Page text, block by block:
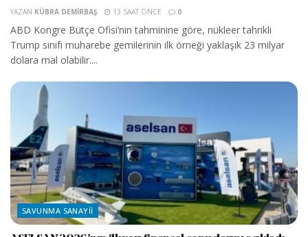
YAZAN KÜBRA DEMIRBAŞ 13 SAAT ÖNCE 0
ABD Kongre Bütçe Ofisi’nin tahminine göre, nükleer tahrikli
Trump sınıfı muharebe gemilerinin ilk örneği yaklaşık 23 milyar
dolara mal olabilir....
SAVUNMA SANAYII